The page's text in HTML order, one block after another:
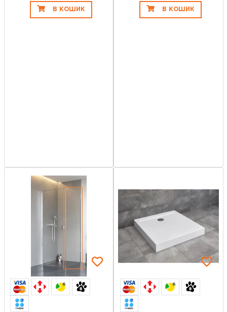
В КОШИК В КОШИК
6 6